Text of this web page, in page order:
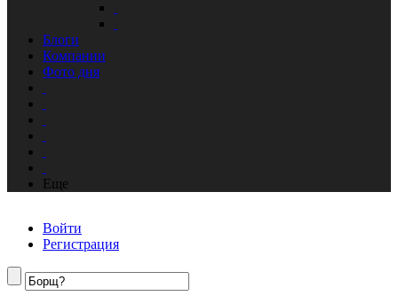
Блоги
Компании
Фото дня
Еще
Войти
Регистрация